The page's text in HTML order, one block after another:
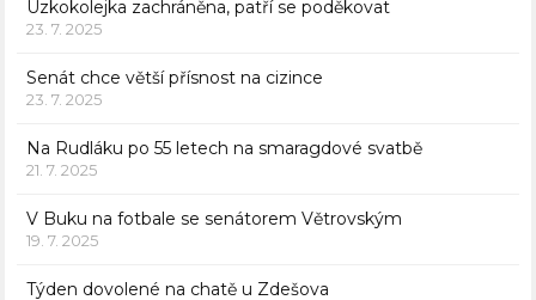
Úzkokolejka zachráněna, patří se poděkovat
23. 7. 2025
Senát chce větší přísnost na cizince
23. 7. 2025
Na Rudláku po 55 letech na smaragdové svatbě
21. 7. 2025
V Buku na fotbale se senátorem Větrovským
19. 7. 2025
Týden dovolené na chatě u Zdešova